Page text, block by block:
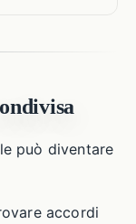
può diventare
accordi